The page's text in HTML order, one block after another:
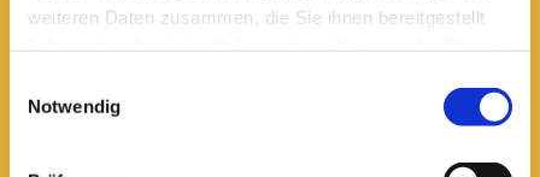
weiteren Daten zusammen, die Sie ihnen bereitgestellt
Notwendig
Domsekretariat
 dom.bs.buero@lk-bs.de